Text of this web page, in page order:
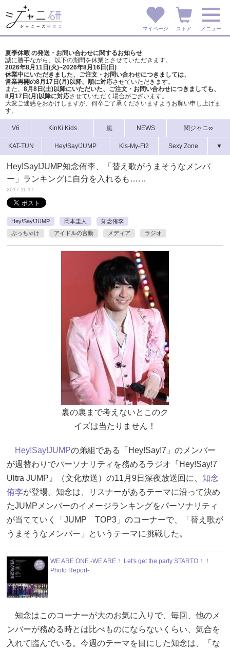
マイページ ストア メニュー
夏季休暇 の発送・お問い合わせに関するお知らせ
誠に勝手ながら、以下の期間を休業とさせていただきます。
2026年8月11日(火)~2026年8月16日(日)
休業中にいただきました、ご注文・お問い合わせにつきましては、
営業再開の8月17日(月)以降、順に対応させていただきます。
また、 8月8日(土)以降にいただいた、ご注文・ お問い合わせにつきましても、
8月17日(月)以降に対応させていただく場合がございます。
大変ご迷惑をおかけしますが、 何卒ご了承くださいますようお願い申し上げま
す。
V6 KinKi Kids 嵐 NEWS 関ジャニ∞
KAT-TUN Hey!Say!JUMP Kis-My-Ft2 Sexy Zone ▼
Hey!Say!JUMP知念侑李、「替え歌がうまそうなメンバ
ー」ランキングに自分を入れるも……
2017.11.17
Hey!Say!JUMP 岡本圭人
知念侑李
ぶっちゃけ
アイドルの言動 メディア ラジオ
裏の裏まで考えないとこのク
イズは当たりません！
Hey!Say!JUMPの弟組である「Hey!Say!7」のメンバー
が週替わりでパーソナリティを務めるラジオ『Hey!Say!7
Ultra JUMP』（文化放送）の11月9日深夜放送回に、 知念
侑李が登場。知念は、リスナーがあるテーマに沿って決め
たJUMPメンバーのイメージランキングをパーソナリティ
が当てていく「JUMP TOP3」のコーナーで、「替え歌が
うまそうなメンバー」というテーマに挑戦した。
WE ARE ONE -WE ARE！ Let's get the party STARTO！！
Photo Report-
知念はこのコーナーが大のお気に入りで、毎回、他のメ
ンバーが務める時とは比べものにならないくらい、気合を
入れて臨んでいる。今週のテーマを目にした知念は、「な